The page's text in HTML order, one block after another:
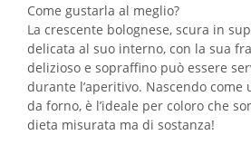
Come gustarla al meglio?
La crescente bolognese, scura in
delicata al suo interno, con la sua
delizioso e sopraffino può essere
durante l’aperitivo. Nascendo
da forno, è l’ideale per coloro che
dieta misurata ma di sostanza!